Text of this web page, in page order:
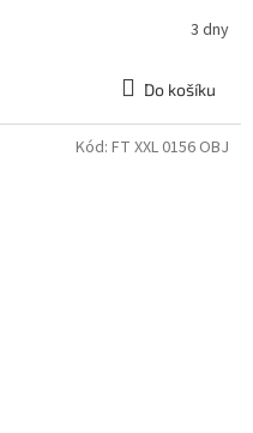
3 dny
Do košíku
Kód: FT XXL 0156 OBJ